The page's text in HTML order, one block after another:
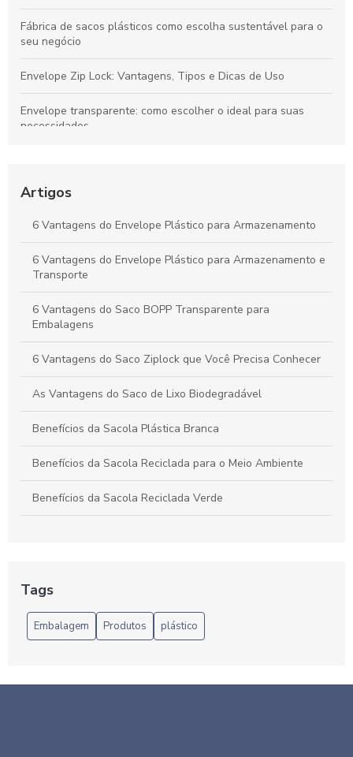
Fábrica de sacos plásticos como escolha sustentável para o
seu negócio
Envelope Zip Lock: Vantagens, Tipos e Dicas de Uso
Envelope transparente: como escolher o ideal para suas
necessidades
destaque no mercado
Envelope AWB é essencial para o transporte seguro de
mercadorias. Descubra como escolher o melhor para suas
necessidades.
Artigos
6 Vantagens do Envelope Plástico para Armazenamento
6 Vantagens do Envelope Plástico para Armazenamento e
Transporte
6 Vantagens do Saco BOPP Transparente para
Embalagens
6 Vantagens do Saco Ziplock que Você Precisa Conhecer
As Vantagens do Saco de Lixo Biodegradável
Benefícios da Sacola Plástica Branca
Benefícios da Sacola Reciclada para o Meio Ambiente
Benefícios da Sacola Reciclada Verde
Benefícios da Sacola Reciclada para o Meio Ambiente
Tags
Embalagem Produtos plástico